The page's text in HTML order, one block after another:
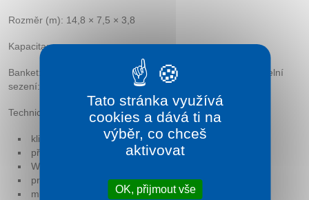
Rozměr (m): 14,8 × 7,5 × 3,8
Kapacita:
Banket: 60 Tvar U: 40 Recepce: 80 Školní sezení: 80 Divadelní
sezení: 100
Technické vybavení sálu:
klimatizace
přirozené osvětlení
Wi-Fi
projektor
mikrofon
Tato stránka využívá
cookies a dává ti na
výběr, co chceš
aktivovat
OK, přijmout vše